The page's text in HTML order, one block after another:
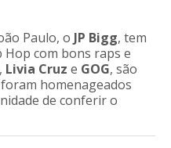
Paulo, o JP Bigg, tem
com bons raps e
, Livia Cruz e GOG, são
homenageados
de conferir o